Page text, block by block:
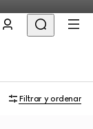
Filtrar y ordenar